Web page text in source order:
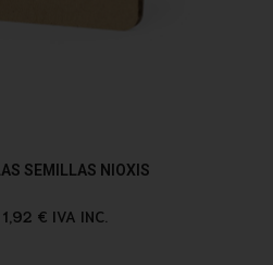
SEMILLAS NIOXIS
1,92 € IVA INC.